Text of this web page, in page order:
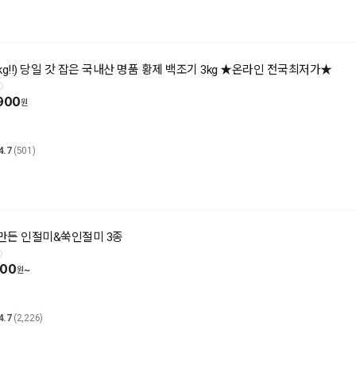
당일 갓 잡은 국내산 명품 황제 백조기 3kg ★온라인 전국최저가★
(501)
든 인절미&쑥인절미 3종
~
(2,226)